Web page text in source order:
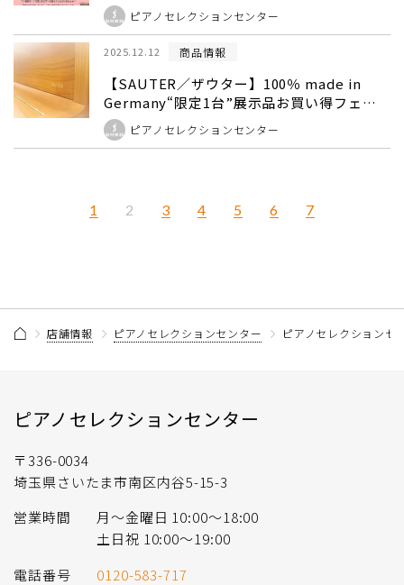
ピアノセレクションセンター
2025.12.12 商品情報
【SAUTER／ザウター】100％ made in
Germany“限定1台”展示品お買い得フェア
12/13（土）～
ピアノセレクションセンター
1 2 3 4 5 6 7
店舗情報 ピアノセレクションセンター ピアノセレクションセ
ピアノセレクションセンター
〒336-0034
埼玉県さいたま市南区内谷5-15-3
営業時間
月〜金曜日 10:00〜18:00
土日祝 10:00〜19:00
電話番号
0120-583-717